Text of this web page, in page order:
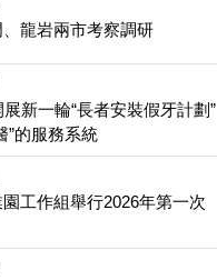
龍岩兩市考察調研
新一輪“長者安裝假牙計劃”
”的服務系統
工作組舉行2026年第一次